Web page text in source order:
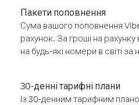
Пакети поповнення
Сума вашого поповнення
рахунок. За гроші на
на будь-які номери в світі
30-денні тарифні плани
Із 30-денним тарифним